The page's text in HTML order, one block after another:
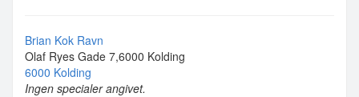
Brian Kok Ravn
Olaf Ryes Gade 7,6000 Kolding
6000 Kolding
Ingen specialer angivet.